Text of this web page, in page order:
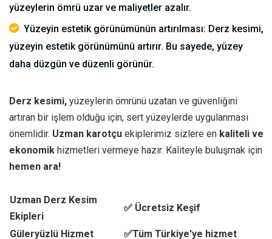
yüzeylerin ömrü uzar ve maliyetler azalır.
Yüzeyin estetik görünümünün artırılması: Derz kesimi,
yüzeyin estetik görünümünü artırır. Bu sayede, yüzey
daha düzgün ve düzenli görünür.
Derz kesimi, yüzeylerin ömrünü uzatan ve güvenliğini
artıran bir işlem olduğu için, sert yüzeylerde uygulanması
önemlidir. Uzman karotçu ekiplerimiz sizlere en kaliteli ve
ekonomik hizmetleri vermeye hazır. Kaliteyle buluşmak için
hemen ara!
Uzman Derz Kesim
Ekipleri
✅ Ücretsiz Keşif
Güleryüzlü Hizmet ✅Tüm Türkiye'ye hizmet